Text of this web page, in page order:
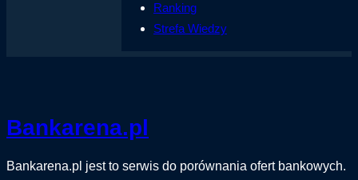
Ranking
Strefa Wiedzy
Bankarena.pl
Bankarena.pl jest to serwis do porównania ofert bankowych.